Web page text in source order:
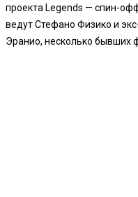
проекта Legends — спин-
ведут Стефано Физико и
Эранио, несколько бывших